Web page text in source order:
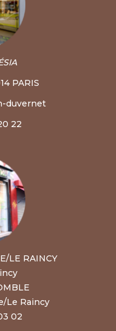
PARIS
duvernet
22
LE RAINCY
Le Raincy
02